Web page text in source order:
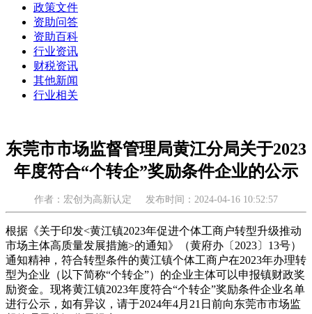
政策文件
资助问答
资助百科
行业资讯
财税资讯
其他新闻
行业相关
东莞市市场监督管理局黄江分局关于2023
年度符合“个转企”奖励条件企业的公示
作者：宏创为高新认定 发布时间：2024-04-16 10:52:57
根据《关于印发<黄江镇2023年促进个体工商户转型升级推动
市场主体高质量发展措施>的通知》（黄府办〔2023〕13号）
通知精神，符合转型条件的黄江镇个体工商户在2023年办理转
型为企业（以下简称“个转企”）的企业主体可以申报镇财政奖
励资金。现将黄江镇2023年度符合“个转企”奖励条件企业名单
进行公示，如有异议，请于2024年4月21日前向东莞市市场监